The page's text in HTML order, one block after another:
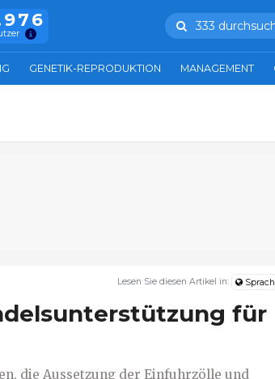
333
GENETIK-REPRODUKTION MANAGEMENT
Lesen Sie diesen Artikel in:
für
die Aussetzung der Einfuhrzölle und